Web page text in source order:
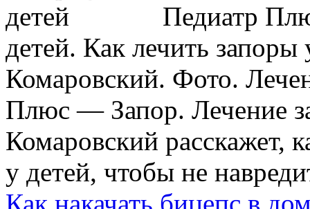
Педиатр
детей. Как лечить
Комаровский. Фото.
Плюс — Запор. Лечение
Комаровский расскажет,
у детей, чтобы не
Как накачать бицепс в